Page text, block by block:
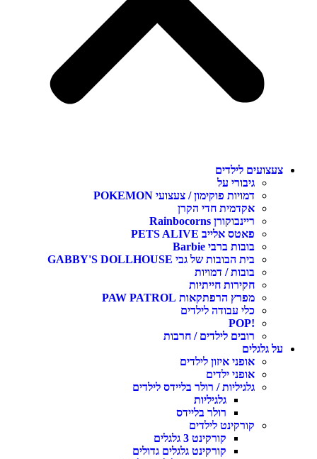
צעצועים לילדים
גיבורי על
דמויות פוקימון / צעצועי POKEMON
אקדמית חדי הקרן
ריינבוקורן Rainbocorns
פאטס אלייב PETS ALIVE
בובות ברבי Barbie
בית הבובות של גבי GABBY'S DOLLHOUSE
בובות / דמויות
חקירות חייתיות
מפרץ הרפתקאות PAW PATROL
כלי עבודה לילדים
!POP
רובים לילדים / חרבות
על גלגלים
אופני איזון לילדים
אופני ילדים
גלגיליות / רולר בליידס לילדים
גלגיליות
רולר בליידס
קורקינט לילדים
קורקינט 3 גלגלים
קורקינט גלגלים גדולים